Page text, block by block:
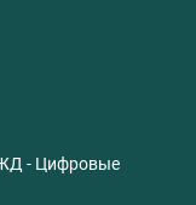
- Цифровые